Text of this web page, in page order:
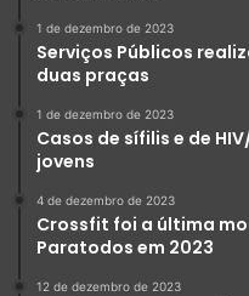
1 de dezembro de 2023
Serviços Públicos
duas praças
1 de dezembro de 2023
Casos de sífilis e de
jovens
4 de dezembro de 2023
Crossfit foi a última
Paratodos em 2023
12 de dezembro de 2023